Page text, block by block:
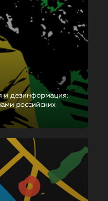
и дезинформация:
российских